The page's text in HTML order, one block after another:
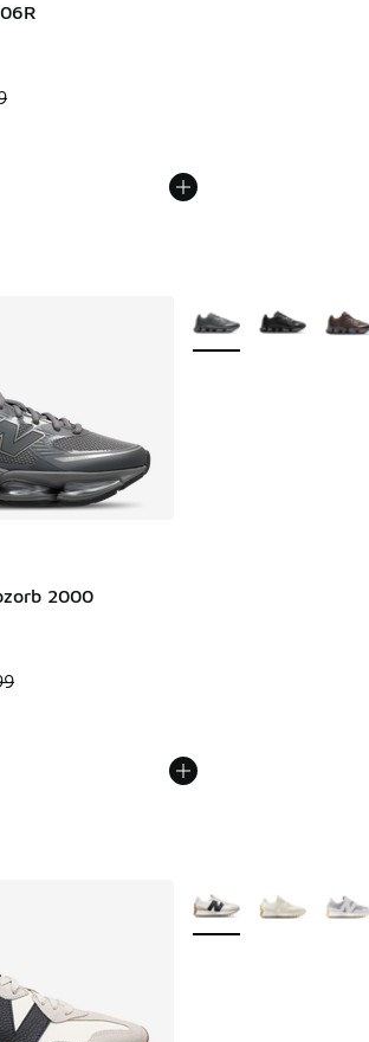
Sale. Der Preis ist von € 159,99 auf €
2000
Sale. Der Preis ist von € 179,99 auf €
Weitere Farben
Weitere Farben